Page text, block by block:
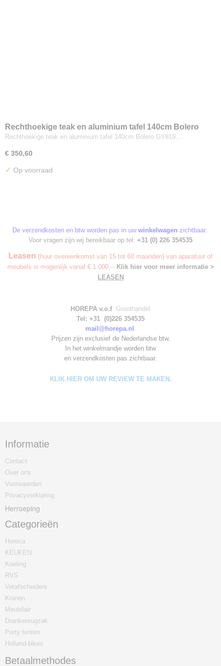
Rechthoekige teak en aluminium tafel 140cm Bolero
Rechthoekige teak en aluminium tafel 140cm Bolero GY819…
€ 350,60
✓ Op voorraad
De verzendkosten en btw worden pas in uw winkelwagen zichtbaar.
Voor vragen zijn wij bereikbaar op tel: +31 (0) 226 354535
Leasen (huur overeenkomst van 15 tot 60 maanden) van aparatuur of
meubels is mogenlijk vanaf € 1.000,-- Klik hier voor meer informatie >
LEASEN
HOREPA v.o.f Groothandel
Tel: +31 (0)226 354535
mail@horepa.nl
Prijzen zijn exclusief de Nederlandse btw.
In het winkelmandje worden btw
en verzendkosten pas zichtbaar.
KLIK HIER OM UW REVIEW TE MAKEN.
Informatie
Contact
Over ons
Voorwaarden
Privacyverklaring
Herroeping
Categorieën
Horeca
KEUKEN
Koeling
RVS
Vetafscheiders
Kranen
Meubilair
Drankenrugzak
Party tenten
Holland-bikes
Betaalmethodes